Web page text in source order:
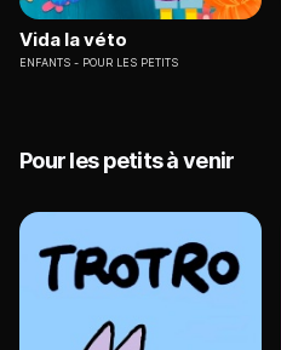
Vida la véto
ENFANTS POUR LES PETITS
Pour les petits à venir